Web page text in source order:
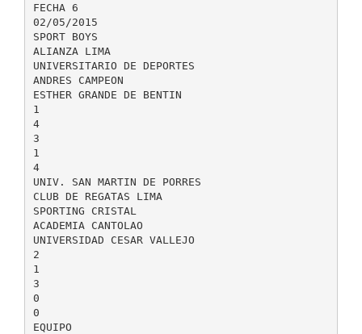
FECHA 6
02/05/2015
SPORT BOYS
ALIANZA LIMA
UNIVERSITARIO DE DEPORTES
ANDRES CAMPEON
ESTHER GRANDE DE BENTIN
1
4
3
1
4
UNIV. SAN MARTIN DE PORRES
CLUB DE REGATAS LIMA
SPORTING CRISTAL
ACADEMIA CANTOLAO
UNIVERSIDAD CESAR VALLEJO
2
1
3
0
0
EQUIPO